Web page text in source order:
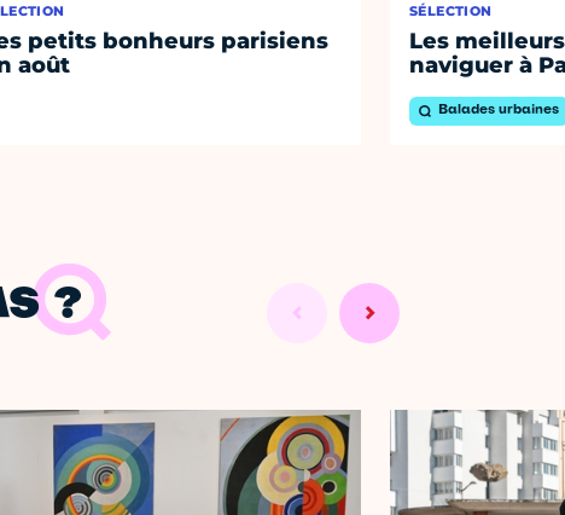
petits bonheurs parisiens
août
SÉLECTION
Les
naviguer à
Balades urbaines
?